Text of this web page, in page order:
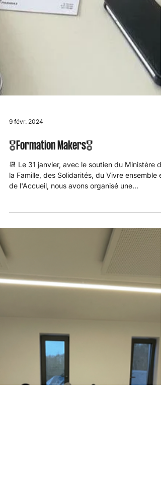
📆 Le 31 janvier, avec le soutien du Ministère de
la Famille, des Solidarités, du Vivre ensemble et